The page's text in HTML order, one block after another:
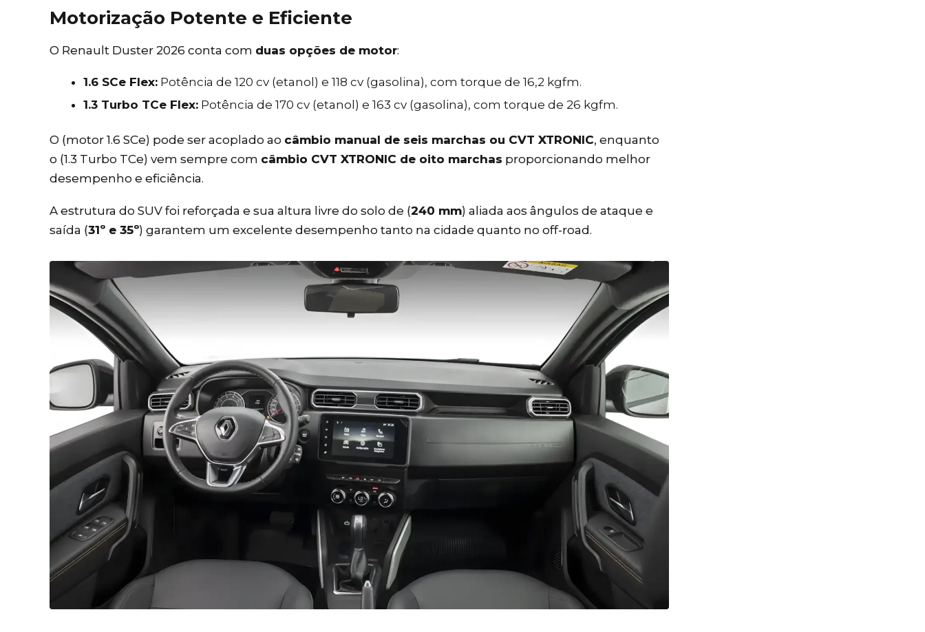
Motorização Potente e Eficiente
O Renault Duster 2026 conta com duas opções de motor:
1.6 SCe Flex: Potência de 120 cv (etanol) e 118 cv (gasolina), com torque de 16,2 kgfm.
1.3 Turbo TCe Flex: Potência de 170 cv (etanol) e 163 cv (gasolina), com torque de 26 kgfm.
O (motor 1.6 SCe) pode ser acoplado ao câmbio manual de seis marchas ou CVT XTRONIC, enquanto
o (1.3 Turbo TCe) vem sempre com câmbio CVT XTRONIC de oito marchas proporcionando melhor
desempenho e eficiência.
A estrutura do SUV foi reforçada e sua altura livre do solo de (240 mm) aliada aos ângulos de ataque e
saída (31º e 35º) garantem um excelente desempenho tanto na cidade quanto no off-road.